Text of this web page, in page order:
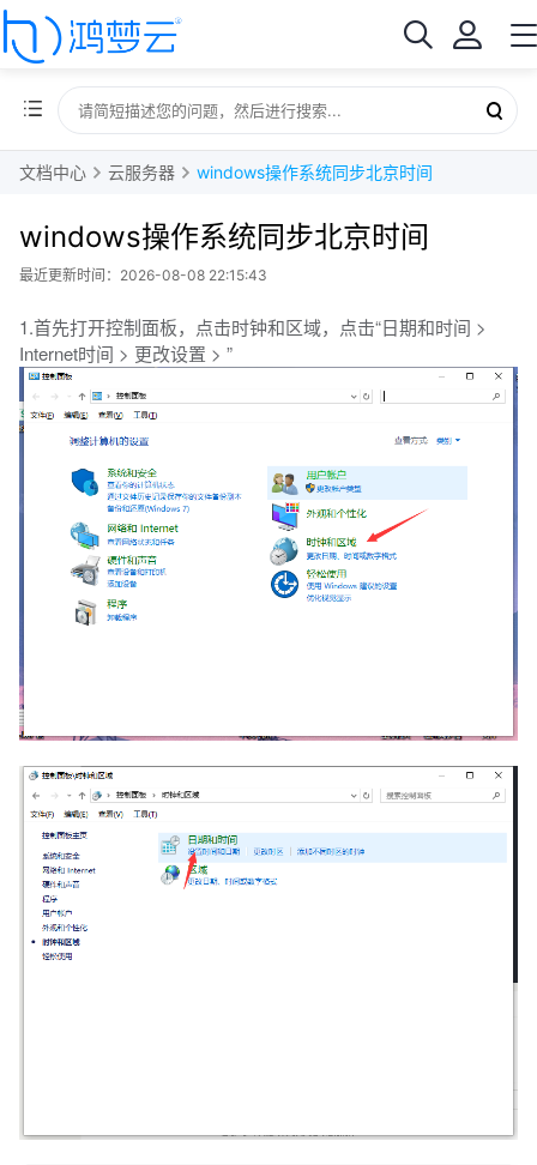
文档中心 云服务器 windows操作系统同步北京时间
windows操作系统同步北京时间
最近更新时间：2026-08-08 22:15:43
1.首先打开控制面板，点击时钟和区域，点击“日期和时间 >
Internet时间 > 更改设置 > ”